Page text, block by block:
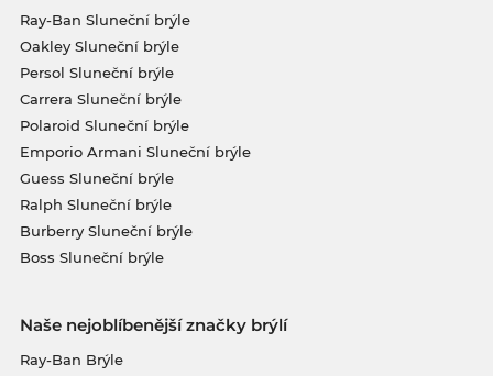
Ray-Ban Sluneční brýle
Oakley Sluneční brýle
Persol Sluneční brýle
Carrera Sluneční brýle
Polaroid Sluneční brýle
Emporio Armani Sluneční brýle
Guess Sluneční brýle
Ralph Sluneční brýle
Burberry Sluneční brýle
Boss Sluneční brýle
Naše nejoblíbenější značky brýlí
Ray-Ban Brýle